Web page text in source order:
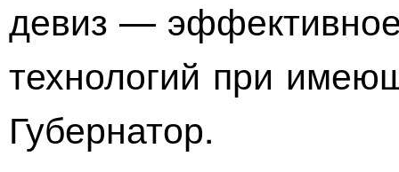
девиз —
технологий при
Губернатор.